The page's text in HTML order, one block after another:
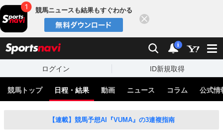
競馬ニュースも結果もすぐわかる
検索 通知
i
ログイン ID新規取得
競馬トップ 日程・結果 動画 ニュース コラム 公式情
【連載】競馬予想AI『VUMA』の3連複指南